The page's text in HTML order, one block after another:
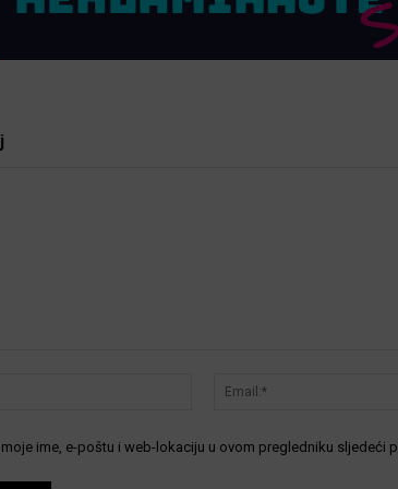
Ime:*
ime, e-poštu i web-lokaciju u ovom pregledniku sljedeći